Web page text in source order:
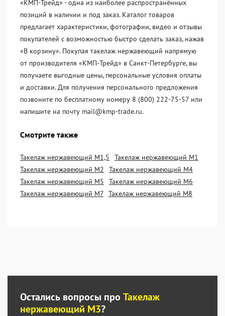
«KМП-Трейд» - одна из наиболее распространённых
позиций в наличии и под заказ. Каталог товаров
предлагает характеристики, фотографии, видео и отзывы
покупателей с возможностью быстро сделать заказ, нажав
«В корзину». Покупая такелаж нержавеющий напрямую
от производителя «KМП-Трейд» в Санкт-Петербурге, вы
получаете выгодные цены, персональные условия оплаты
и доставки. Для получения персонального предложения
позвоните по бесплатному номеру 8 (800) 222-75-57 или
напишите на почту mail@kmp-trade.ru.
Смотрите также
Такелаж нержавеющий М1,5
Такелаж нержавеющий М1
Такелаж нержавеющий М2
Такелаж нержавеющий М4
Такелаж нержавеющий М5
Такелаж нержавеющий М6
Такелаж нержавеющий М7 Такелаж нержавеющий М8
Остались вопросы про Такелаж
нержавеющий М3?